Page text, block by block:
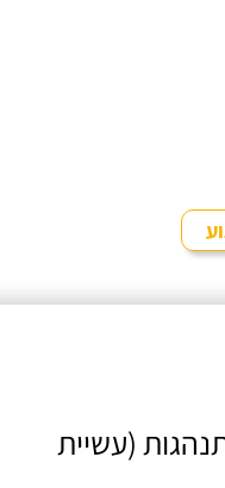
(עשיית